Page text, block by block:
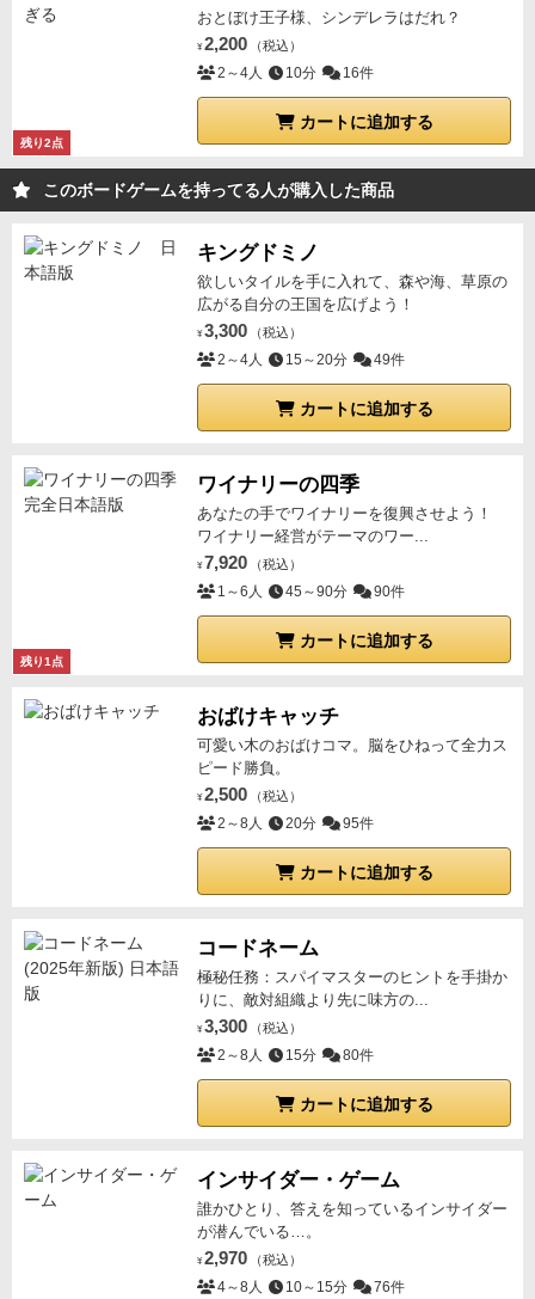
あることを表しています。ですがこのアクションをす
位にできるわけですね。これを繰り返して、最後に2
枚残った自分のカードのうち《条件に当てはまる子》
を強制除外して、除外されなかった子はタイルの順番
によってポイントが入る、という仕掛けです。これを
人数回数ぶんプレイして合計点で勝者が決まります。
（何で花嫁決定が複数回あるのかは永遠の謎です。
ルール的に割と単純で説明には10分もかかりませ
1ゲームに10分程度しかかからないから、5人でや
っても1時間弱という感じです。 ◾️かなり論理的思考を
要するゲーム 手札は５枚しかないので、無駄なプレイ
をする余裕は全くありません。 どの条件が認められた
どうか悩む。また仮に花嫁候補として残っても、ラン
クが下だとポイントは少ない。残り少ないカードを消
費してランクをいつ変動させるか悩む。というよう
に、プレイ中かなり悩む悩む。
れ！花嫁は《ロングヘアー》じゃないっ！」
っ⁈それは困るなあ。私ロング好きなのに…」
の好みじゃないんだよ、笑」
「じゃあ、判定ね。せー
ー、やっぱりロングは残さないとねー。いや…でもど
れを捨てるか…悩むなあ…」「１枚無くなるのはキツ
「よーし次いこう！」
割にはカードが出るたびにキャーキャー進みますが、
さすがに3枚目あたりになるとじっと考え込むプレイ
ヤーが出てきて、無言で少し展開が止まるかな、とい
う感じです。ただし、手札と展開しだいでは何をどう
り切って楽しむのが正道です。
なか楽しいゲームだったので、この原作が好きなプレ
イヤーがいればきっと盛り上げてくれるので良いプレ
イになると思いますよ。 ぜひ試してみて下さい。
カード類をどけると、箱の中はこんなふうになっ
なかなか粋なデザインですよねー。
ンにもお薦めします。カードゲームに不慣れな方でも
簡単に短時間で遊べます。
残り2点
おとぼけ王子様、シンデレラはだれ？
¥ 2,200 （税込）
2～4人 10分 16件
カートに追加する
このボードゲームを持ってる人が購入した商品
キングドミノ
欲しいタイルを手に入れて、森や海、草原の
広がる自分の王国を広げよう！
¥ 3,300 （税込）
2～4人 15～20分 49件
カートに追加する
残り1点
ワイナリーの四季
あなたの手でワイナリーを復興させよう！
ワイナリー経営がテーマのワー...
¥ 7,920 （税込）
1～6人 45～90分 90件
カートに追加する
おばけキャッチ
可愛い木のおばけコマ。脳をひねって全力ス
ピード勝負。
¥ 2,500 （税込）
2～8人 20分 95件
カートに追加する
コードネーム
極秘任務：スパイマスターのヒントを手掛か
りに、敵対組織より先に味方の...
¥ 3,300 （税込）
2～8人 15分 80件
カートに追加する
インサイダー・ゲーム
誰かひとり、答えを知っているインサイダー
が潜んでいる…。
¥ 2,970 （税込）
4～8人 10～15分 76件